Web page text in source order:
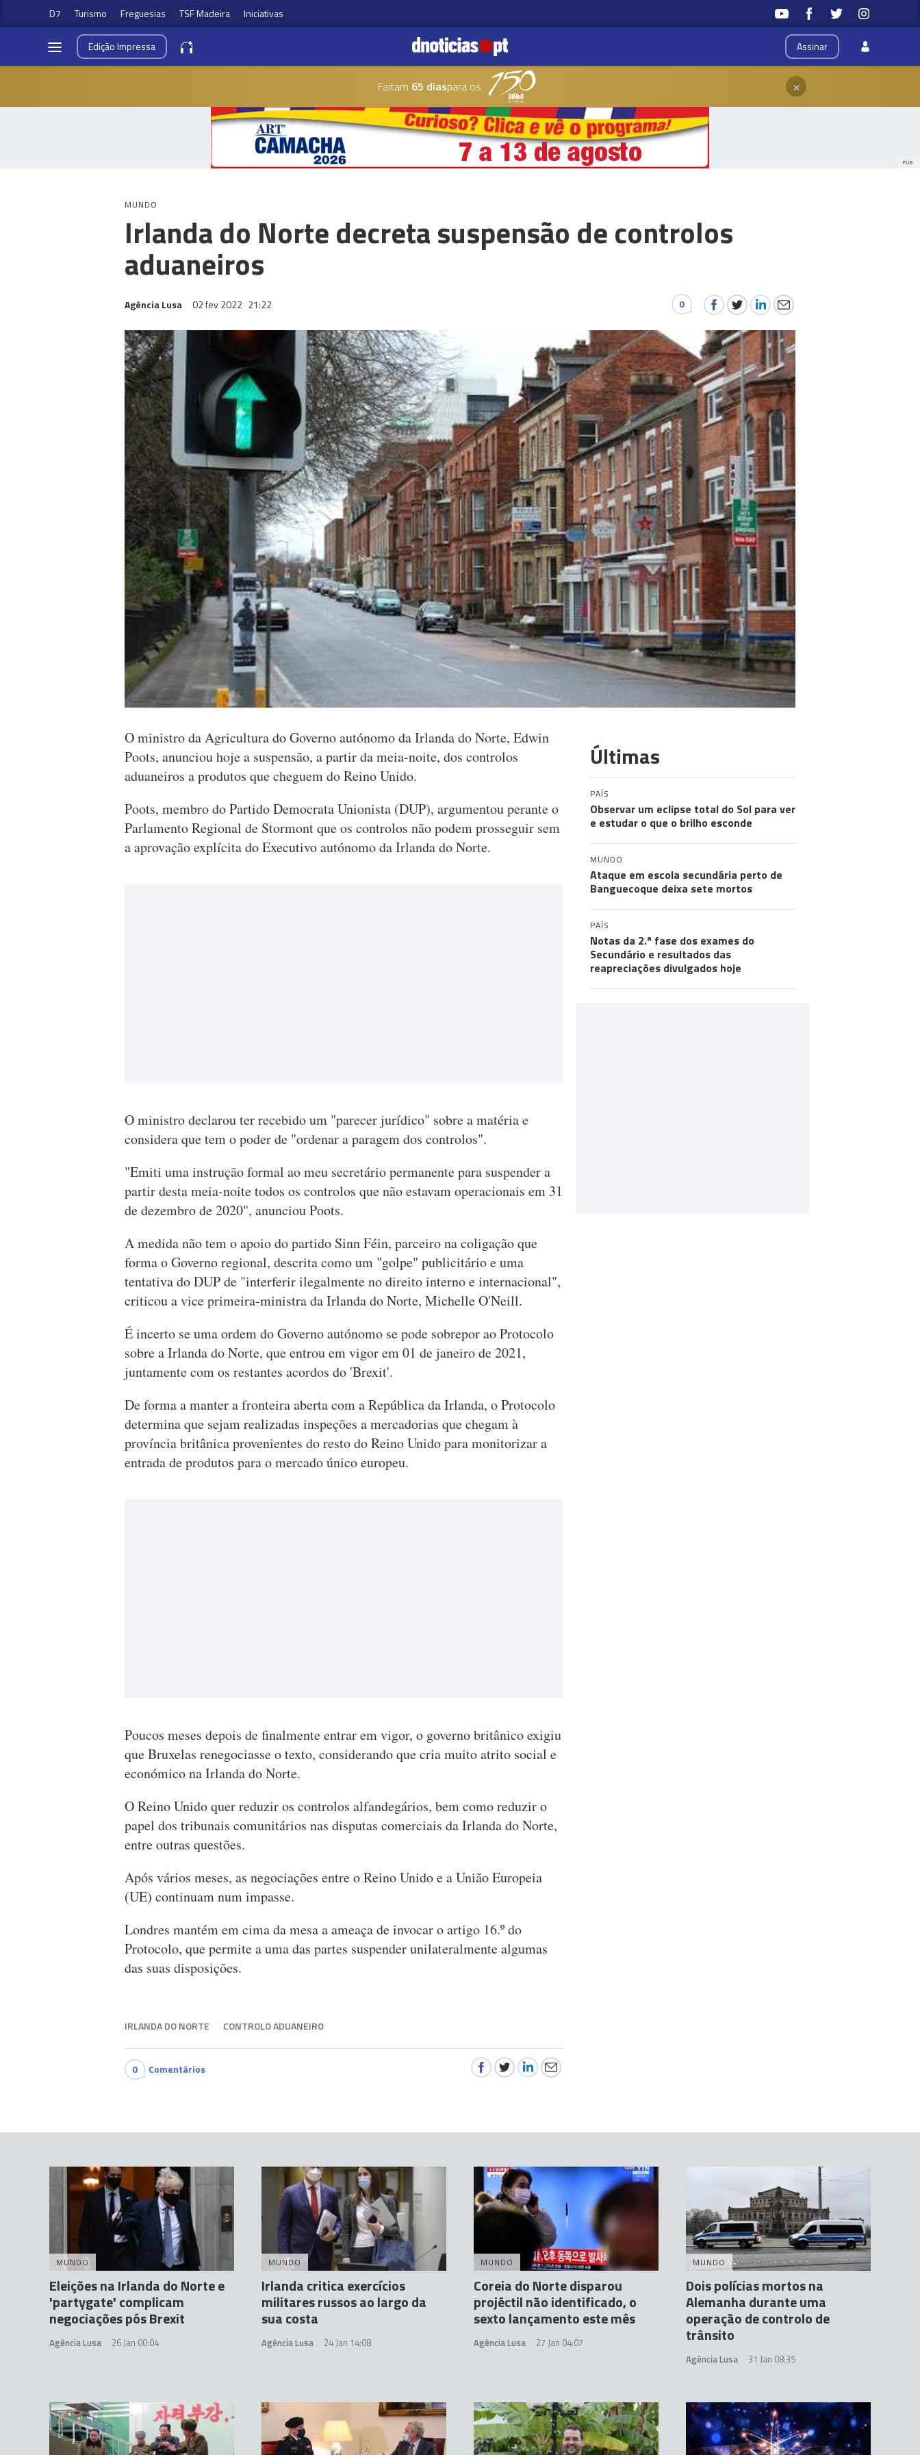
D7 Turismo Freguesias TSF Madeira Iniciativas
Assinar
EdiçãoImpressa
Faltam 65 diaspara os ×
PUB
MUNDO
Irlanda do Norte decreta suspensão de controlos
aduaneiros
Agência Lusa 02 fev 2022 21:22 0
O ministro da Agricultura do Governo autónomo da Irlanda do Norte, Edwin
Poots, anunciou hoje a suspensão, a partir da meia-noite, dos controlos
aduaneiros a produtos que cheguem do Reino Unido.
Poots, membro do Partido Democrata Unionista (DUP), argumentou perante o
Parlamento Regional de Stormont que os controlos não podem prosseguir sem
a aprovação explícita do Executivo autónomo da Irlanda do Norte.
O ministro declarou ter recebido um "parecer jurídico" sobre a matéria e
considera que tem o poder de "ordenar a paragem dos controlos".
"Emiti uma instrução formal ao meu secretário permanente para suspender a
partir desta meia-noite todos os controlos que não estavam operacionais em 31
de dezembro de 2020", anunciou Poots.
A medida não tem o apoio do partido Sinn Féin, parceiro na coligação que
forma o Governo regional, descrita como um "golpe" publicitário e uma
tentativa do DUP de "interferir ilegalmente no direito interno e internacional",
criticou a vice primeira-ministra da Irlanda do Norte, Michelle O'Neill.
É incerto se uma ordem do Governo autónomo se pode sobrepor ao Protocolo
sobre a Irlanda do Norte, que entrou em vigor em 01 de janeiro de 2021,
juntamente com os restantes acordos do 'Brexit'.
De forma a manter a fronteira aberta com a República da Irlanda, o Protocolo
determina que sejam realizadas inspeções a mercadorias que chegam à
província britânica provenientes do resto do Reino Unido para monitorizar a
entrada de produtos para o mercado único europeu.
Poucos meses depois de finalmente entrar em vigor, o governo britânico exigiu
que Bruxelas renegociasse o texto, considerando que cria muito atrito social e
económico na Irlanda do Norte.
O Reino Unido quer reduzir os controlos alfandegários, bem como reduzir o
papel dos tribunais comunitários nas disputas comerciais da Irlanda do Norte,
entre outras questões.
Após vários meses, as negociações entre o Reino Unido e a União Europeia
(UE) continuam num impasse.
Londres mantém em cima da mesa a ameaça de invocar o artigo 16.º do
Protocolo, que permite a uma das partes suspender unilateralmente algumas
das suas disposições.
IRLANDA DO NORTE CONTROLO ADUANEIRO
0 Comentários
Últimas
PAÍS
Observar um eclipse total do Sol para ver
e estudar o que o brilho esconde
MUNDO
Ataque em escola secundária perto de
Banguecoque deixa sete mortos
PAÍS
Notas da 2.ª fase dos exames do
Secundário e resultados das
reapreciações divulgados hoje
MUNDO
Eleições na Irlanda do Norte e
'partygate' complicam
negociações pós Brexit
Agência Lusa 26 Jan 00:04
MUNDO
Irlanda critica exercícios
militares russos ao largo da
sua costa
Agência Lusa 24 Jan 14:08
MUNDO
Coreia do Norte disparou
projéctil não identificado, o
sexto lançamento este mês
Agência Lusa 27 Jan 04:07
MUNDO
Dois polícias mortos na
Alemanha durante uma
operação de controlo de
trânsito
Agência Lusa 31 Jan 08:35